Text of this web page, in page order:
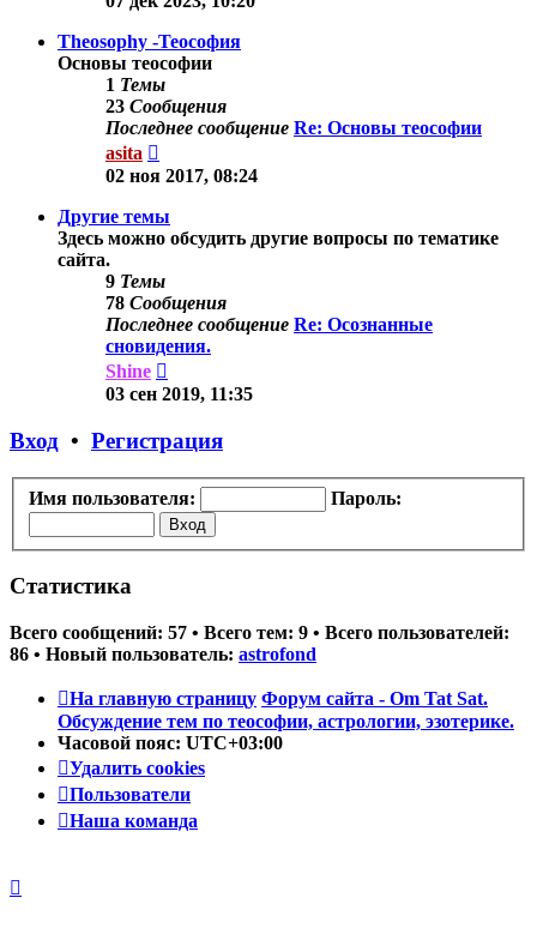
сообщению
Theosophy -Теософия
Основы теософии
1 Темы
23 Сообщения
Последнее сообщение Re: Основы теософии
asita
к
сообщению
02 ноя 2017, 08:24
Другие темы
Здесь можно обсудить другие вопросы по тематике
сайта.
9 Темы
78 Сообщения
Последнее сообщение Re: Осознанные
сновидения.
Shine
к
03 сен 2019, 11:35
Вход • Регистрация
Имя пользователя: Пароль:
Статистика
Всего сообщений: 57 • Всего тем: 9 • Всего пользователей:
86 • Новый пользователь: astrofond
На главную страницу Форум сайта - Om Tat Sat.
Обсуждение тем по теософии, астрологии, эзотерике.
Часовой пояс: UTC+03:00
Удалить cookies
Пользователи
Наша команда